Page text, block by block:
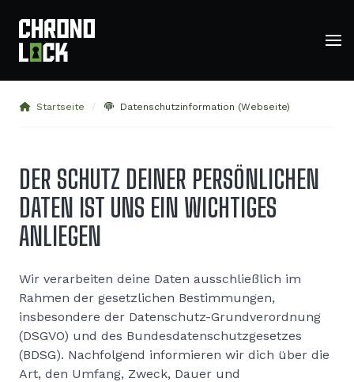
Startseite Datenschutzinformation (Webseite)
DER SCHUTZ DEINER PERSÖNLICHEN
DATEN IST UNS EIN WICHTIGES
ANLIEGEN
Wir verarbeiten deine Daten ausschließlich im
Rahmen der gesetzlichen Bestimmungen,
insbesondere der Datenschutz-Grundverordnung
(DSGVO) und des Bundesdatenschutzgesetzes
(BDSG). Nachfolgend informieren wir dich über die
Art, den Umfang, Zweck, Dauer und